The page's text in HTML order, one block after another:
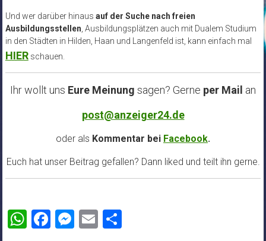
Und wer darüber hinaus auf der Suche nach freien
Ausbildungsstellen , Ausbildungsplätzen auch mit Dualem Studium
in den Städten in Hilden, Haan und Langenfeld ist, kann einfach mal
HIERschauen.
Ihr wollt uns Eure Meinung sagen? Gerne per Mail an
post@anzeiger24.de
oder als Kommentar bei Facebook.
Euch hat unser Beitrag gefallen? Dann liked und teilt ihn gerne.
WhatsApp
Facebook
Messenger
EmailTeilen